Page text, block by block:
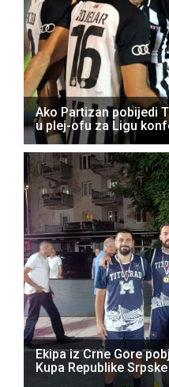
Ako Partizan pobijedi
u plej-ofu za Ligu
Ekipa iz Crne Gore
Kupa Republike Srpske